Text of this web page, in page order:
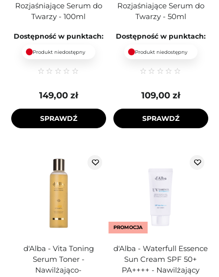
Rozjaśniające Serum do
Twarzy - 100ml
Dostępność w punktach:
Produkt niedostępny
149,00 zł
SPRAWDŹ
Rozjaśniające Serum do
Twarzy - 50ml
Dostępność w punktach:
Produkt niedostępny
109,00 zł
SPRAWDŹ
d'Alba - Vita Toning
Serum Toner -
Nawilżająco-
PROMOCJA
d'Alba - Waterfull Essence
Sun Cream SPF 50+
PA++++ - Nawilżający